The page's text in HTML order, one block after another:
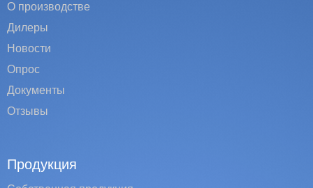
О производстве
Дилеры
Новости
Опрос
Документы
Отзывы
Продукция